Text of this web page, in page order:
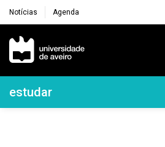
Notícias Agenda
Navegação Principal
Navegação Lateral
estudar